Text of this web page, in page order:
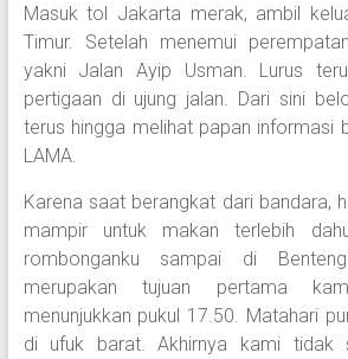
Masuk tol Jakarta merak, ambil
Timur. Setelah menemui
yakni Jalan Ayip Usman. Lurus
pertigaan di ujung jalan. Dari sini
terus hingga melihat papan informasi
LAMA.
Karena saat berangkat dari bandara,
mampir untuk makan terlebih
rombonganku sampai di
merupakan tujuan pertama
menunjukkan pukul 17.50. Matahari
di ufuk barat. Akhirnya kami tidak